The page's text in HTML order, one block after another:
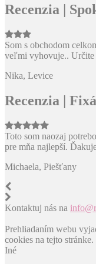
Recenzia |
Som s obchodom
veľmi vyhovuje.. Určite
Nika, Levice
Recenzia |
Toto som naozaj
pre mňa najlepší.
Michaela, Piešťany
Kontaktuj nás na
Prehliadaním webu
cookies na tejto stránke.
Iné